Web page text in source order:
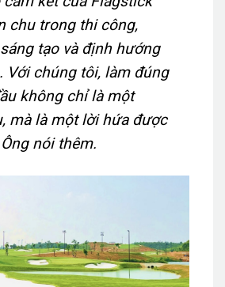
chu trong thi công,
tạo và định hướng
Với chúng tôi, làm đúng
không chỉ là một
mà là một lời hứa được
nói thêm.